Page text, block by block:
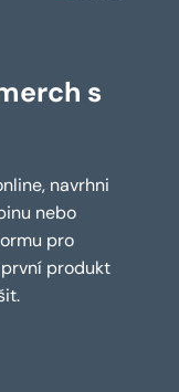
s
navrhni
nebo
pro
produkt